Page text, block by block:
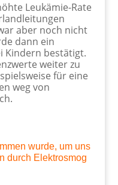
Leukämie-Rate
aber noch nicht
dann ein
Kindern bestätigt.
weiter zu
für eine
weg von
wurde, um uns
durch Elektrosmog